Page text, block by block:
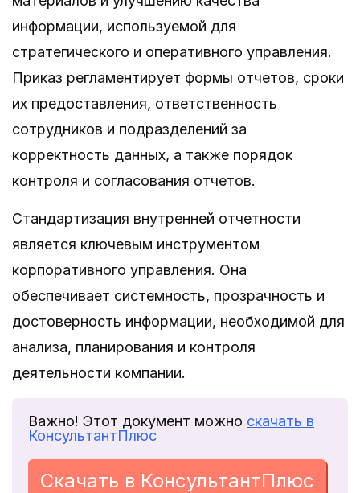
информации, используемой для
стратегического и оперативного управления.
Приказ регламентирует формы отчетов, сроки
их предоставления, ответственность
сотрудников и подразделений за
корректность данных, а также порядок
контроля и согласования отчетов.
Стандартизация внутренней отчетности
является ключевым инструментом
корпоративного управления. Она
обеспечивает системность, прозрачность и
достоверность информации, необходимой для
анализа, планирования и контроля
деятельности компании.
Важно! Этот документ можно скачать в
КонсультантПлюс
Скачать в КонсультантПлюс